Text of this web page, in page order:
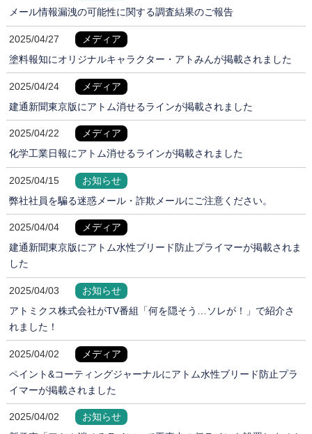
メール情報漏洩の可能性に関する調査結果のご報告
2025/04/27
メディア
塗料報知にオリジナルキャラクター・アトみんが掲載されました
2025/04/24
メディア
建通新聞東京版にアトム消せるラインが掲載されました
2025/04/22
メディア
化学工業日報にアトム消せるラインが掲載されました
2025/04/15
お知らせ
弊社社員を騙る迷惑メール・詐欺メールにご注意ください。
2025/04/04
メディア
建通新聞東京版にアトム水性ブリード防止プライマーが掲載されま
した
2025/04/03
お知らせ
アトミクス株式会社がTV番組「何を隠そう…ソレが！」で紹介さ
れました！
2025/04/02
メディア
ペイント&コーティングジャーナルにアトム水性ブリード防止プラ
イマーが掲載されました
2025/04/02
お知らせ